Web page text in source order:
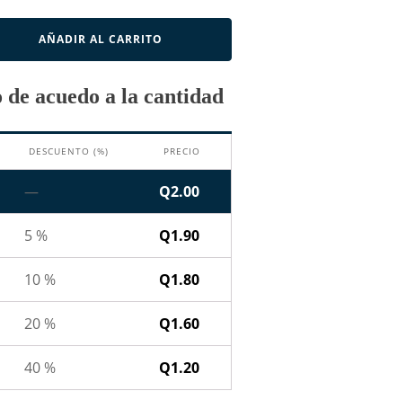
AÑADIR AL CARRITO
de acuedo a la cantidad
DESCUENTO (%) PRECIO
— Q2.00
5 % Q1.90
10 % Q1.80
20 % Q1.60
40 % Q1.20